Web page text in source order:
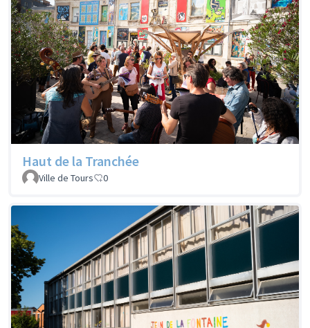
Haut de la Tranchée
Ville de Tours 0